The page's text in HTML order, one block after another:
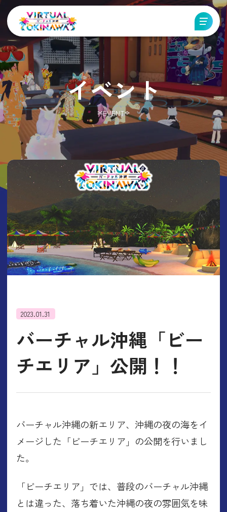
イベント
EVENT
2023.01.31
バーチャル沖縄「ビー
チエリア」公開！！
バーチャル沖縄の新エリア、沖縄の夜の海をイ
メージした「ビーチエリア」の公開を行いまし
た。
「ビーチエリア」では、普段のバーチャル沖縄
とは違った、落ち着いた沖縄の夜の雰囲気を味